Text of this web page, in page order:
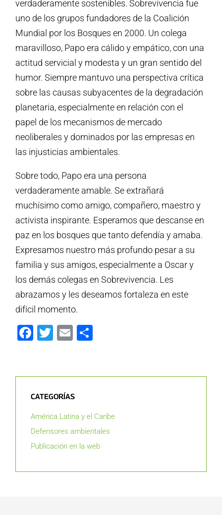
verdaderamente sostenibles. Sobrevivencia fue
uno de los grupos fundadores de la Coalición
Mundial por los Bosques en 2000. Un colega
maravilloso, Papo era cálido y empático, con una
actitud servicial y modesta y un gran sentido del
humor. Siempre mantuvo una perspectiva crítica
sobre las causas subyacentes de la degradación
planetaria, especialmente en relación con el
papel de los mecanismos de mercado
neoliberales y dominados por las empresas en
las injusticias ambientales.
Sobre todo, Papo era una persona
verdaderamente amable. Se extrañará
muchísimo como amigo, compañero, maestro y
activista inspirante. Esperamos que descanse en
paz en los bosques que tanto defendía y amaba.
Expresamos nuestro más profundo pesar a su
familia y sus amigos, especialmente a Oscar y
los demás colegas en Sobrevivencia. Les
abrazamos y les deseamos fortaleza en este
difícil momento.
Facebook
Twitter
Email
CATEGORÍAS
América Latina y el Caribe
Defensores ambientales
Publicación en la web